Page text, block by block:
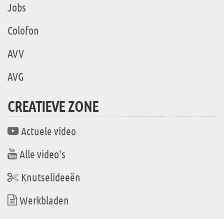
Jobs
Colofon
AVV
AVG
CREATIEVE ZONE
Actuele video
Alle video's
Knutselideeën
Werkbladen